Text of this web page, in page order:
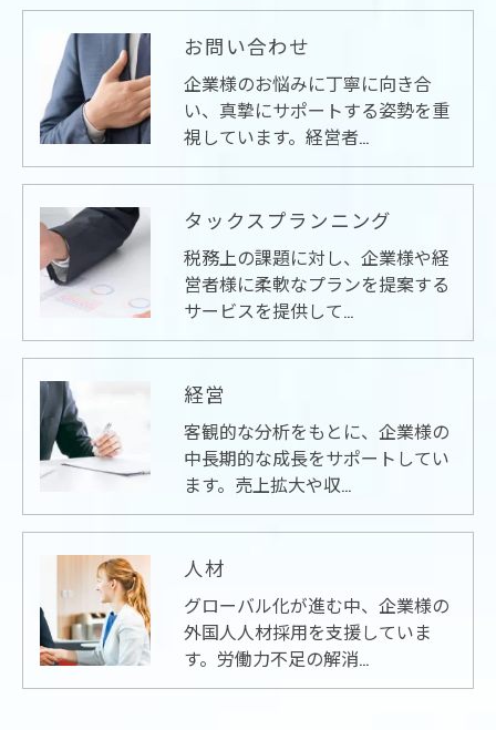
お問い合わせ
企業様のお悩みに丁寧に向き合
い、真摯にサポートする姿勢を重
視しています。経営者…
タックスプランニング
税務上の課題に対し、企業様や経
営者様に柔軟なプランを提案する
サービスを提供して…
経営
客観的な分析をもとに、企業様の
中長期的な成長をサポートしてい
ます。売上拡大や収…
人材
グローバル化が進む中、企業様の
外国人人材採用を支援していま
す。労働力不足の解消…